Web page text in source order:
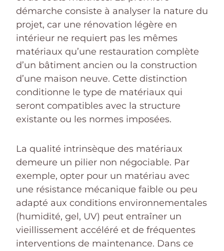
démarche consiste à analyser la nature du
projet, car une rénovation légère en
intérieur ne requiert pas les mêmes
matériaux qu’une restauration complète
d’un bâtiment ancien ou la construction
d’une maison neuve. Cette distinction
conditionne le type de matériaux qui
seront compatibles avec la structure
existante ou les normes imposées.
La qualité intrinsèque des matériaux
demeure un pilier non négociable. Par
exemple, opter pour un matériau avec
une résistance mécanique faible ou peu
adapté aux conditions environnementales
(humidité, gel, UV) peut entraîner un
vieillissement accéléré et de fréquentes
interventions de maintenance. Dans ce